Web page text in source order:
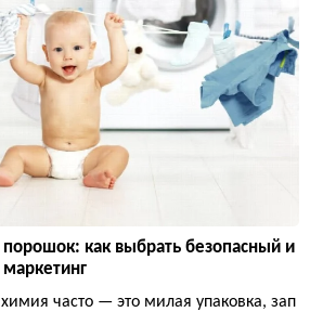
как выбрать безопасный и
маркетинг
часто — это милая упаковка, зап